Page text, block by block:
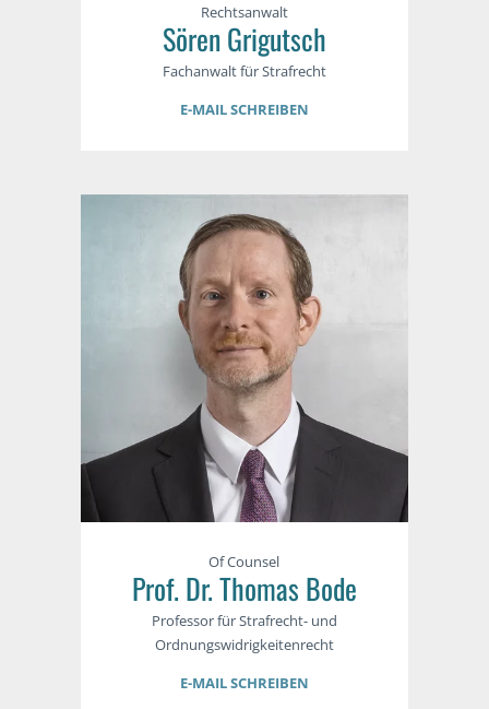
Rechtsanwalt
Sören Grigutsch
Fachanwalt für Strafrecht
E-MAIL SCHREIBEN
Of Counsel
Prof. Dr. Thomas Bode
Professor für Strafrecht- und
Ordnungswidrigkeitenrecht
E-MAIL SCHREIBEN